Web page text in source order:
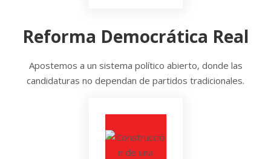
Reforma Democrática Real
Apostemos a un sistema político abierto, donde las
candidaturas no dependan de partidos tradicionales.